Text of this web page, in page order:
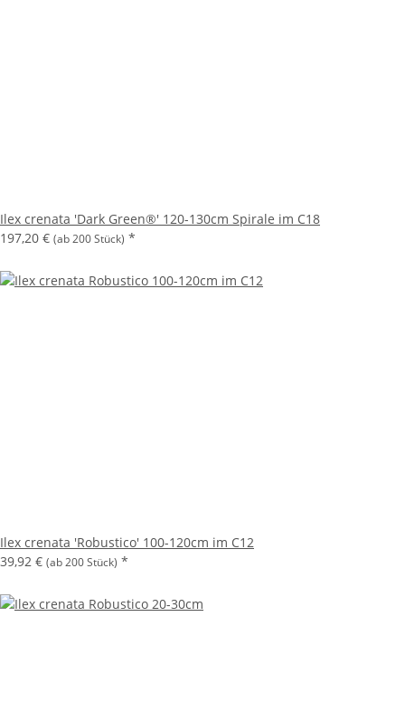
Ilex crenata 'Dark Green®' 120-130cm Spirale im C18
197,20 € (ab 200 Stück) *
Ilex crenata 'Robustico' 100-120cm im C12
39,92 € (ab 200 Stück) *